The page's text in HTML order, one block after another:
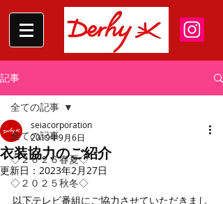
記事
全ての記事
◇２０２６春夏◇
◇２０２５秋冬◇
全ての記事
衣装協力のご紹介
seiacorporation
2019年9月6日
更新日： 2023年2月27日
以下テレビ番組にご協力させていただきまし